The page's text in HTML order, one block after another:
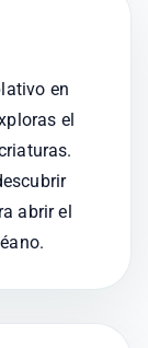
en
el
abrir el